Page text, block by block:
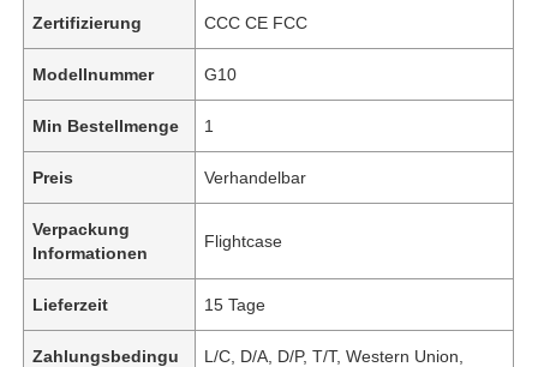
Zertifizierung CCC CE FCC
Modellnummer G10
Min Bestellmenge 1
Preis Verhandelbar
Verpackung
Informationen
Flightcase
Lieferzeit 15 Tage
Zahlungsbedingu
L/C, D/A, D/P, T/T, Western Union,